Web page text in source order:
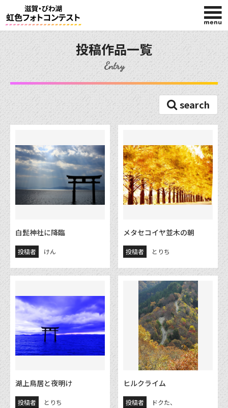
投稿作品一覧
Entry
search
白髭神社に降臨
投稿者 けん
メタセコイヤ並木の朝
投稿者 とりち
湖上鳥居と夜明け
投稿者 とりち
ヒルクライム
投稿者 ドクた、